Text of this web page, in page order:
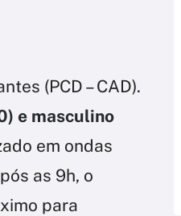
(PCD – CAD).
e masculino
em ondas
as 9h, o
para